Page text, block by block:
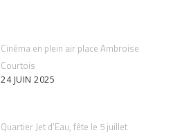
Cinéma en plein air place Ambroise
Courtois
24 JUIN 2025
Quartier Jet d’Eau, fête le 5 juillet